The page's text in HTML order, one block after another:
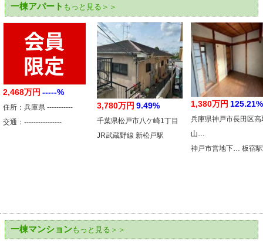
一棟アパート もっと見る＞＞
2,468万円 -----%
住所：兵庫県 -----------
交通：----------------
3,780万円 9.49%
千葉県松戸市八ケ崎1丁目
JR武蔵野線 新松戸駅
1,380万円 125.21%
兵庫県神戸市長田区高
山…
神戸市営地下… 板宿駅
一棟マンションもっと見る＞＞